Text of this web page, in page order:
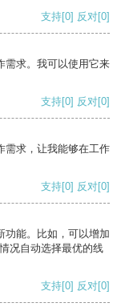
支持[0] 反对[0]
需求。我可以使用它来
支持[0] 反对[0]
需求，让我能够在工作
支持[0] 反对[0]
功能。比如，可以增加
况自动选择最优的线
支持[0] 反对[0]